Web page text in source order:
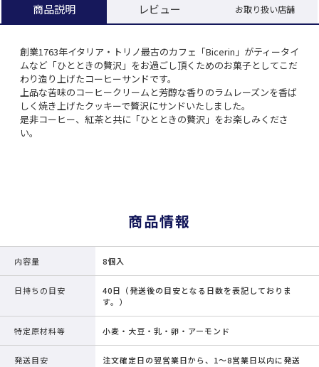
商品説明 レビュー お取り扱い店舗
創業1763年イタリア・トリノ最古のカフェ「Bicerin」がティータイ
ムなど「ひとときの贅沢」をお過ごし頂くためのお菓子としてこだ
わり造り上げたコーヒーサンドです。
上品な苦味のコーヒークリームと芳醇な香りのラムレーズンを香ば
しく焼き上げたクッキーで贅沢にサンドいたしました。
是非コーヒー、紅茶と共に「ひとときの贅沢」をお楽しみくださ
い。
商品情報
内容量 8個入
日持ちの目安
40日（発送後の目安となる日数を表記しておりま
す。）
特定原材料等 小麦・大豆・乳・卵・アーモンド
発送目安 注文確定日の翌営業日から、1～8営業日以内に発送